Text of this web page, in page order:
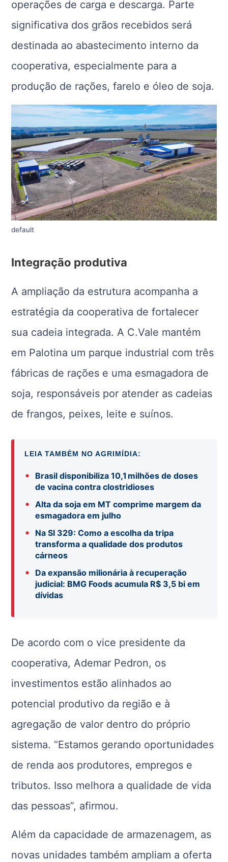
operações de carga e descarga. Parte
significativa dos grãos recebidos será
destinada ao abastecimento interno da
cooperativa, especialmente para a
produção de rações, farelo e óleo de soja.
default
Integração produtiva
A ampliação da estrutura acompanha a
estratégia da cooperativa de fortalecer
sua cadeia integrada. A C.Vale mantém
em Palotina um parque industrial com três
fábricas de rações e uma esmagadora de
soja, responsáveis por atender as cadeias
de frangos, peixes, leite e suínos.
LEIA TAMBÉM NO AGRIMÍDIA:
•
Brasil disponibiliza 10,1 milhões de doses
de vacina contra clostridioses
•
Alta da soja em MT comprime margem da
esmagadora em julho
•
Na SI 329: Como a escolha da tripa
transforma a qualidade dos produtos
cárneos
•
Da expansão milionária à recuperação
judicial: BMG Foods acumula R$ 3,5 bi em
dívidas
De acordo com o vice presidente da
cooperativa, Ademar Pedron, os
investimentos estão alinhados ao
potencial produtivo da região e à
agregação de valor dentro do próprio
sistema. “Estamos gerando oportunidades
de renda aos produtores, empregos e
tributos. Isso melhora a qualidade de vida
das pessoas”, afirmou.
Além da capacidade de armazenagem, as
novas unidades também ampliam a oferta